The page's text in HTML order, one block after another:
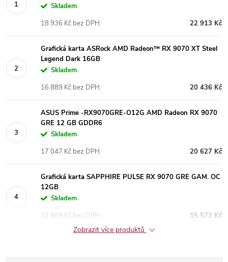
Skladem
22 913 Kč
18 936 Kč bez DPH
Grafická karta ASRock AMD Radeon™ RX 9070 XT Steel
Legend Dark 16GB
Skladem
20 436 Kč
16 889 Kč bez DPH
ASUS Prime -RX9070GRE-O12G AMD Radeon RX 9070
GRE 12 GB GDDR6
Skladem
20 627 Kč
17 047 Kč bez DPH
Grafická karta SAPPHIRE PULSE RX 9070 GRE GAM. OC
12GB
Skladem
15 572 Kč
12 869 Kč bez DPH
Zobrazit více produktů